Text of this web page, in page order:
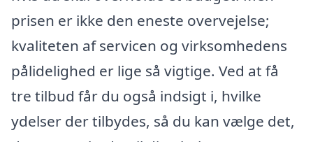
prisen er ikke den eneste overvejelse;
kvaliteten af servicen og virksomhedens
pålidelighed er lige så vigtige. Ved at få
tre tilbud får du også indsigt i, hvilke
ydelser der tilbydes, så du kan vælge det,